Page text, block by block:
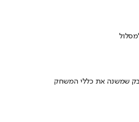
שמשנה את כללי המשחק